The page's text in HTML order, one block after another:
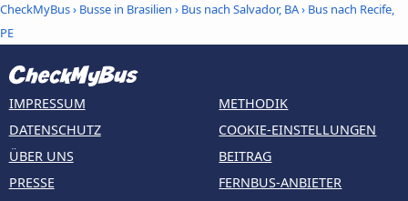
CheckMyBus› Busse in Brasilien › Bus nach Salvador, BA› Bus nach Recife,
PE
IMPRESSUM
DATENSCHUTZ
ÜBER UNS
PRESSE
METHODIK
COOKIE-EINSTELLUNGEN
BEITRAG
FERNBUS-ANBIETER